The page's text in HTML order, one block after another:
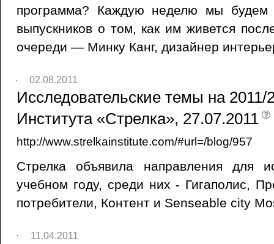
программа? Каждую неделю мы будем
выпускников о том, как им живется
очереди — Минку Канг, дизайнер
02.08.2011
Исследовательские темы на 2011/
Института «Стрелка», 27.07.2011
http://www.strelkainstitute.com/#url=/blog/957
Стрелка объявила направления для
учебном году, среди них - Гигаполис,
потребители, Контент и Senseable city
11.04.2011